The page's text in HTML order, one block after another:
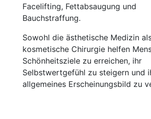
Facelifting, Fettabsaugung und
Bauchstraffung.
Sowohl die ästhetische Medizin
kosmetische Chirurgie helfen
Schönheitsziele zu erreichen, ihr
Selbstwertgefühl zu steigern und
allgemeines Erscheinungsbild zu